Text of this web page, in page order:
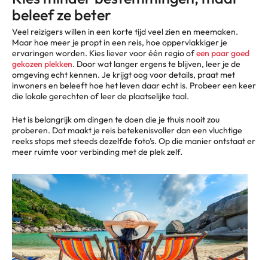
beleef ze beter
Veel reizigers willen in een korte tijd veel zien en meemaken.
Maar hoe meer je propt in een reis, hoe oppervlakkiger je
ervaringen worden. Kies liever voor één regio ofeen paar goed
gekozen plekken. Door wat langer ergens te blijven, leer je de
omgeving echt kennen. Je krijgt oog voor details, praat met
inwoners en beleeft hoe het leven daar echt is. Probeer een keer
die lokale gerechten of leer de plaatselijke taal.
Het is belangrijk om dingen te doen die je thuis nooit zou
proberen. Dat maakt je reis betekenisvoller dan een vluchtige
reeks stops met steeds dezelfde foto’s. Op die manier ontstaat er
meer ruimte voor verbinding met de plek zelf.